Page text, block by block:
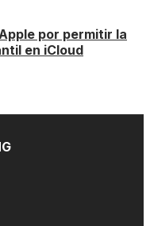
por permitir la
en iCloud